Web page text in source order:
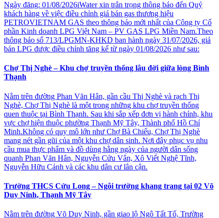
Ngày đăng: 01/08/2026iWater xin trân trọng thông báo đến Quý
khách hàng về việc điều chỉnh giá bán gas thương hiệu
PETROVIETNAM GAS theo thông báo mới nhất của Công ty Cổ
phần Kinh doanh LPG Việt Nam – PV GAS LPG Miền Nam.Theo
thông báo số 713/LPGMN-KHKD ban hành ngày 31/07/2026, giá
bán LPG được điều chỉnh tăng kể từ ngày 01/08/2026 như sau:
Chợ Thị Nghè – Khu chợ truyền thống lâu đời giữa lòng Bình
Thạnh
Nằm trên đường Phan Văn Hân, gần cầu Thị Nghè và rạch Thị
Nghè, Chợ Thị Nghè là một trong những khu chợ truyền thống
quen thuộc tại Bình Thạnh. Sau khi sắp xếp đơn vị hành chính, khu
vực chợ hiện thuộc phường Thạnh Mỹ Tây, Thành phố Hồ Chí
Minh.Không có quy mô lớn như Chợ Bà Chiểu, Chợ Thị Nghè
mang nét gần gũi của một khu chợ dân sinh. Nơi đây phục vụ nhu
cầu mua thực phẩm và đồ dùng hằng ngày của người dân sống
quanh Phan Văn Hân, Nguyễn Cửu Vân, Xô Viết Nghệ Tĩnh,
Nguyễn Hữu Cảnh và các khu dân cư lân cận.
Trường THCS Cửu Long – Ngôi trường khang trang tại 02 Võ
Duy Ninh, Thạnh Mỹ Tây
Nằm trên đường Võ Duy Ninh, gần giao lộ Ngô Tất Tố, Trường